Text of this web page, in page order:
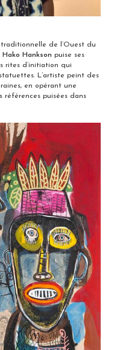
de l’Ouest du
Hako Hankson puise ses
rites d’initiation qui
L’artiste peint des
en opérant une
puisées dans